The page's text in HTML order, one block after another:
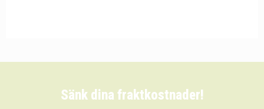
Sänk dina fraktkostnader!